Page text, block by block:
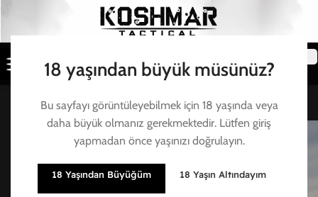
18 yaşından büyük müsünüz?
Bu sayfayı görüntüleyebilmek için 18 yaşında veya
daha büyük olmanız gerekmektedir. Lütfen giriş
yapmadan önce yaşınızı doğrulayın.
18 Yaşından Büyüğüm 18 Yaşın Altındayım
Açık Rıza Metni